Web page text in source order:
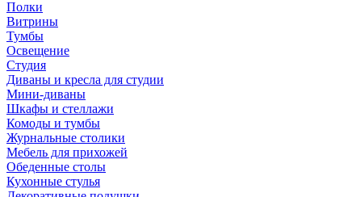
Полки
Витрины
Тумбы
Освещение
Студия
Диваны и кресла для студии
Мини-диваны
Шкафы и стеллажи
Комоды и тумбы
Журнальные столики
Мебель для прихожей
Обеденные столы
Кухонные стулья